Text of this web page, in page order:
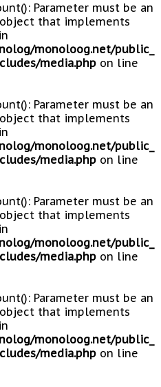
Parameter must be an
object that implements
monoloog.net/public_
media.php on line
Parameter must be an
object that implements
monoloog.net/public_
media.php on line
Parameter must be an
object that implements
monoloog.net/public_
media.php on line
Parameter must be an
object that implements
monoloog.net/public_
media.php on line